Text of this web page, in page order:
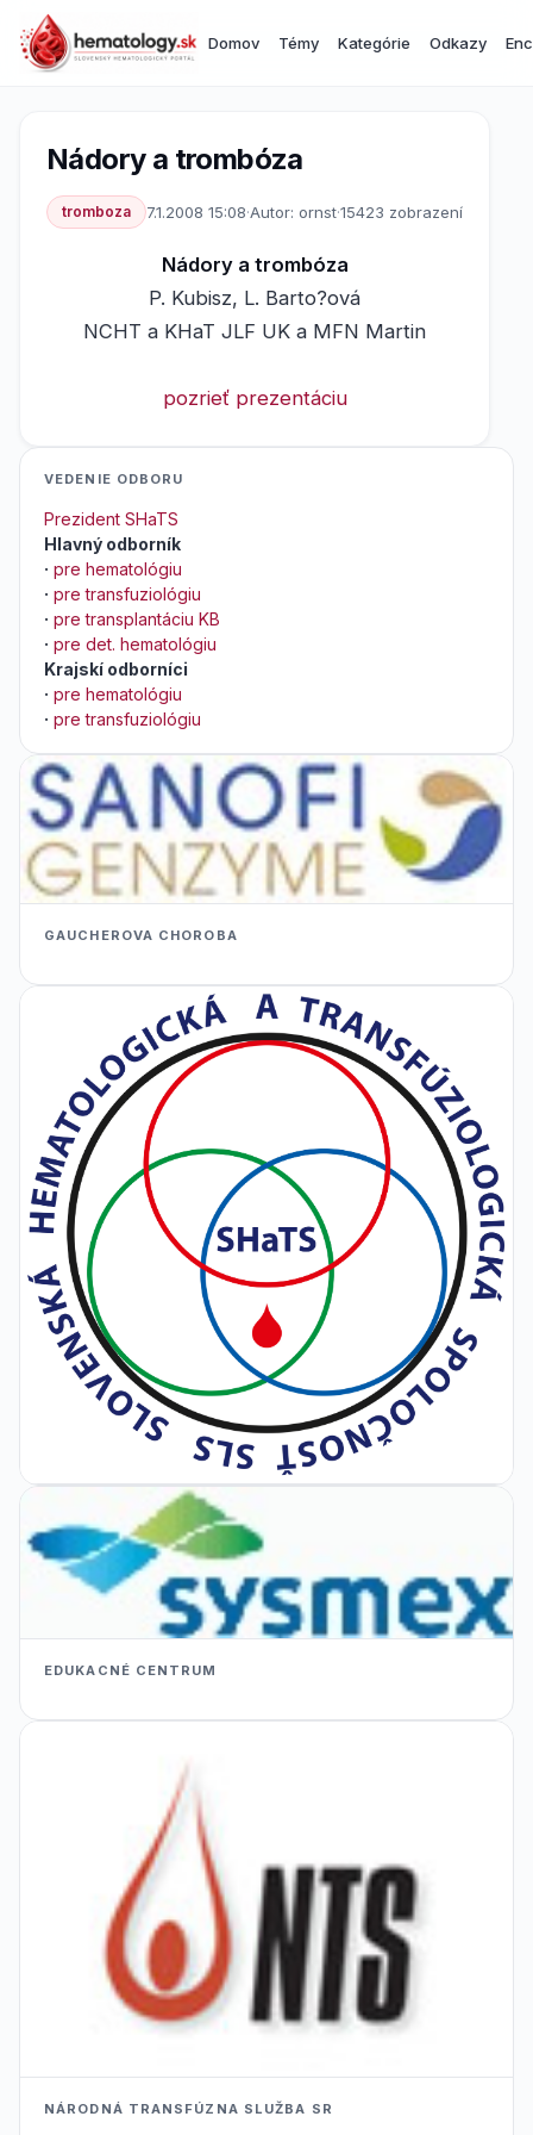
Domov Témy Kategórie Odkazy
Nádory a trombóza
tromboza 7.1.2008 15:08·Autor: ornst·15423 zobrazení
Nádory a trombóza
P. Kubisz, L. Barto?ová
NCHT a KHaT JLF UK a MFN Martin
pozrieť prezentáciu
VEDENIE ODBORU
Prezident SHaTS
Hlavný odborník
· pre hematológiu
· pre transfuziológiu
· pre transplantáciu KB
· pre det. hematológiu
Krajskí odborníci
· pre hematológiu
· pre transfuziológiu
GAUCHEROVA CHOROBA
EDUKACNÉ CENTRUM
NÁRODNÁ TRANSFÚZNA SLUŽBA SR